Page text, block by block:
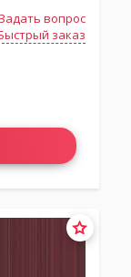
Задать вопрос
заказ